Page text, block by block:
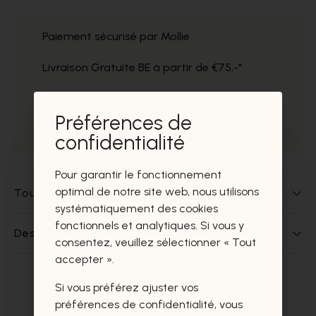
Paiement sécurisé par Mollie
Livraison Gratuite BE à partir de €75,-*
Prélèvement gratuit dans nos magasins
Tout sur ce produit
Des questions sur ce produit?
Ces produits vous intéresseront
Préférences de
confidentialité
Pour garantir le fonctionnement
optimal de notre site web, nous utilisons
systématiquement des cookies
fonctionnels et analytiques. Si vous y
consentez, veuillez sélectionner « Tout
accepter ».
Si vous préférez ajuster vos
préférences de confidentialité, vous